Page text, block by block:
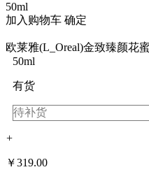
50ml
加入购物车 确定
欧莱雅(L_Oreal)金致臻颜花
50ml
有货
待补货
+
￥319.00